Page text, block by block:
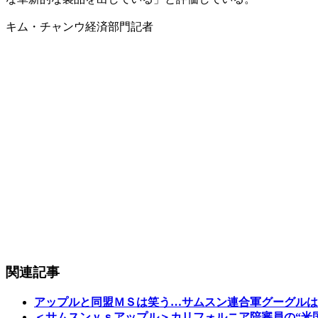
キム・チャンウ経済部門記者
関連記事
アップルと同盟ＭＳは笑う…サムスン連合軍グーグルは